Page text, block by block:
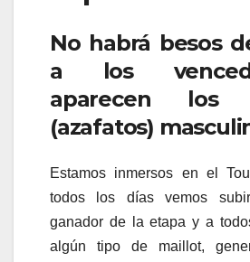
No habrá besos
a los
aparecen los
(azafatos)
Estamos inmersos en el
todos los días vemos
ganador de la etapa y a
algún tipo de maillot,